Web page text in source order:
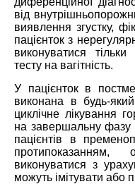
від
виявлення згустку,
пацієнток з
виконуватися
тесту на вагітність.
У пацієнток в
виконана в будь-
циклічне лікування
на завершальну фазу
пацієнтів в
виконуватися з
можуть імітувати або